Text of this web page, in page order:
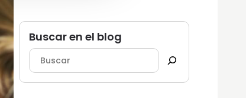
Buscar en el blog